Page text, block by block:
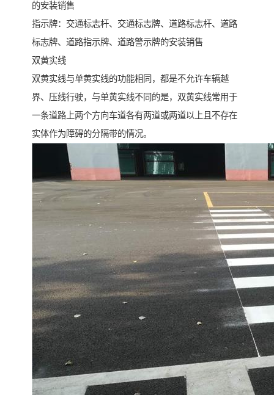
的安装销售
指示牌：交通标志杆、交通标志牌、道路标志杆、道路
标志牌、道路指示牌、道路警示牌的安装销售
双黄实线
双黄实线与单黄实线的功能相同，都是不允许车辆越
界、压线行驶，与单黄实线不同的是，双黄实线常用于
一条道路上两个方向车道各有两道或两道以上且不存在
实体作为障碍的分隔带的情况。